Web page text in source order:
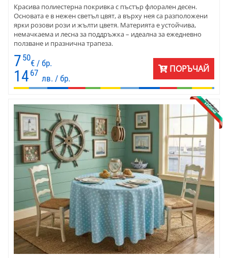
Красива полиестерна покривка с пъстър флорален десен.
Основата е в нежен светъл цвят, а върху нея са разположени
ярки розови рози и жълти цветя. Материята е устойчива,
немачкаема и лесна за поддръжка – идеална за ежедневно
ползване и празнична трапеза.
7 50
€ / бр.
14 67
лв. / бр.
ПОРЪЧАЙ